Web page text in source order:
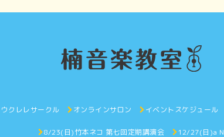
ウクレレサークル オンラインサロン イベントスケジュール
8/23(日)竹本ネコ 第七回定期講演会 12/27(日)a